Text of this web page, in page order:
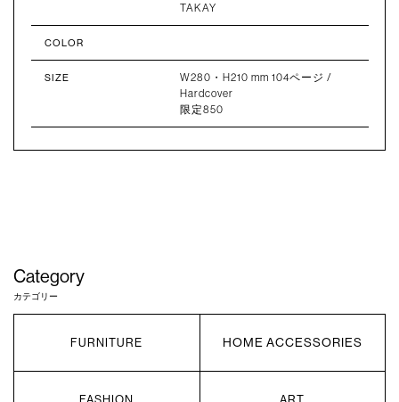
TAKAY
COLOR
SIZE
W280・H210 mm 104ページ /
Hardcover
限定850
Category
カテゴリー
FURNITURE HOME ACCESSORIES